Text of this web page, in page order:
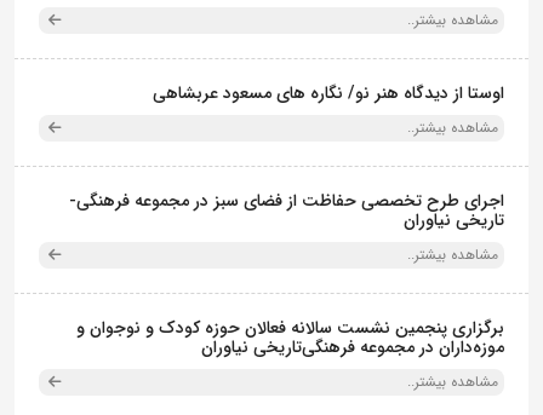
مشاهده بیشتر..
اوستا از دیدگاه هنر نو/ نگاره های مسعود عربشاهی
مشاهده بیشتر..
اجرای طرح تخصصی حفاظت از فضای سبز در مجموعه فرهنگی-
تاریخی نیاوران
مشاهده بیشتر..
برگزاری پنجمین نشست سالانه فعالان حوزه کودک و نوجوان و
موزه‌داران در مجموعه فرهنگی‌تاریخی نیاوران
مشاهده بیشتر..